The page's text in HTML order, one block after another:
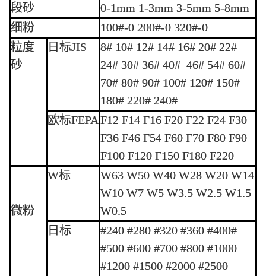
段砂
0-1mm 1-3mm 3-5mm 5-8mm
细粉
100#-0 200#-0 320#-0
粒度
砂
日标JIS
8# 10# 12# 14# 16# 20# 22#
24# 30# 36# 40# 46# 54# 60#
70# 80# 90# 100# 120# 150#
180# 220# 240#
欧标FEPAF12 F14 F16 F20 F22 F24 F30
F36 F46 F54 F60 F70 F80 F90
F100 F120 F150 F180 F220
微粉
W标
W63 W50 W40 W28 W20 W14
W10 W7 W5 W3.5 W2.5 W1.5
W0.5
日标
#240 #280 #320 #360 #400#
#500 #600 #700 #800 #1000
#1200 #1500 #2000 #2500